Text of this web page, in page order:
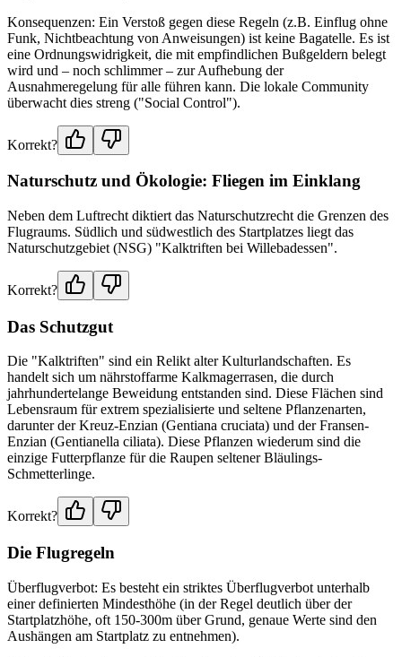
Konsequenzen: Ein Verstoß gegen diese Regeln (z.B. Einflug ohne
Funk, Nichtbeachtung von Anweisungen) ist keine Bagatelle. Es ist
eine Ordnungswidrigkeit, die mit empfindlichen Bußgeldern belegt
wird und – noch schlimmer – zur Aufhebung der
Ausnahmeregelung für alle führen kann. Die lokale Community
überwacht dies streng ("Social Control").
Korrekt?
Naturschutz und Ökologie: Fliegen im Einklang
Neben dem Luftrecht diktiert das Naturschutzrecht die Grenzen des
Flugraums. Südlich und südwestlich des Startplatzes liegt das
Naturschutzgebiet (NSG) "Kalktriften bei Willebadessen".
Korrekt?
Das Schutzgut
Die "Kalktriften" sind ein Relikt alter Kulturlandschaften. Es
handelt sich um nährstoffarme Kalkmagerrasen, die durch
jahrhundertelange Beweidung entstanden sind. Diese Flächen sind
Lebensraum für extrem spezialisierte und seltene Pflanzenarten,
darunter der Kreuz-Enzian (Gentiana cruciata) und der Fransen-
Enzian (Gentianella ciliata). Diese Pflanzen wiederum sind die
einzige Futterpflanze für die Raupen seltener Bläulings-
Schmetterlinge.
Korrekt?
Die Flugregeln
Überflugverbot: Es besteht ein striktes Überflugverbot unterhalb
einer definierten Mindesthöhe (in der Regel deutlich über der
Startplatzhöhe, oft 150-300m über Grund, genaue Werte sind den
Aushängen am Startplatz zu entnehmen).